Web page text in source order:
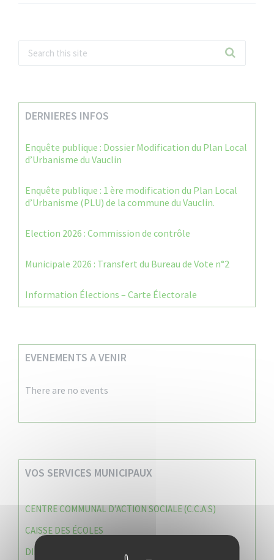
DERNIERES INFOS
Enquête publique : Dossier Modification du Plan Local
d’Urbanisme du Vauclin
Enquête publique : 1 ère modification du Plan Local
d’Urbanisme (PLU) de la commune du Vauclin.
Election 2026 : Commission de contrôle
Municipale 2026 : Transfert du Bureau de Vote n°2
Information Élections – Carte Électorale
EVENEMENTS A VENIR
There are no events
VOS SERVICES MUNICIPAUX
CENTRE COMMUNAL D’ACTION SOCIALE (C.C.A.S)
CAISSE DES ÉCOLES
DIRECTION DES SERVICES TECHNIQUES